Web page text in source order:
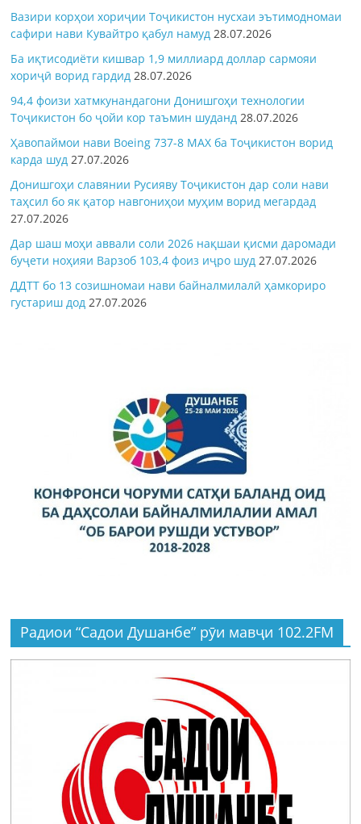
Вазири корҳои хориҷии Тоҷикистон нусхаи эътимодномаи
сафири нави Кувайтро қабул намуд 28.07.2026
Ба иқтисодиёти кишвар 1,9 миллиард доллар сармояи
хориҷӣ ворид гардид 28.07.2026
94,4 фоизи хатмкунандагони Донишгоҳи технологии
Тоҷикистон бо ҷойи кор таъмин шуданд 28.07.2026
Ҳавопаймои нави Boeing 737-8 MAX ба Тоҷикистон ворид
карда шуд 27.07.2026
Донишгоҳи славянии Русияву Тоҷикистон дар соли нави
таҳсил бо як қатор навгониҳои муҳим ворид мегардад
27.07.2026
Дар шаш моҳи аввали соли 2026 нақшаи қисми даромади
буҷети ноҳияи Варзоб 103,4 фоиз иҷро шуд 27.07.2026
ДДТТ бо 13 созишномаи нави байналмилалӣ ҳамкориро
густариш дод 27.07.2026
Радиои “Садои Душанбе” рӯи мавҷи 102.2FM